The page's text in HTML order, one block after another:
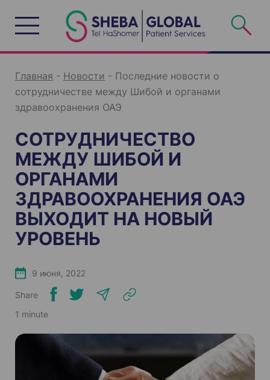
c
Главная - Новости - Последние новости о
сотрудничестве между Шибой и органами
здравоохранения ОАЭ
СОТРУДНИЧЕСТВО
МЕЖДУ ШИБОЙ И
ОРГАНАМИ
ЗДРАВООХРАНЕНИЯ ОАЭ
ВЫХОДИТ НА НОВЫЙ
УРОВЕНЬ
9 июня, 2022
Share
1 minute